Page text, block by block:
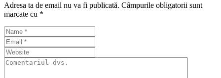
Adresa ta de email nu va fi publicată. Câmpurile obligatorii sunt
marcate cu *